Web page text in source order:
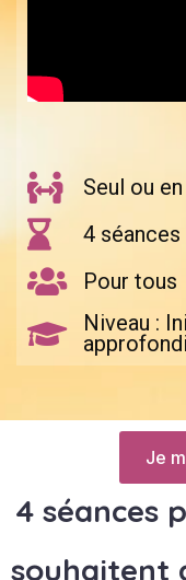
Seul ou
4
Pour tous
Niveau :
Je
4 séances
souhaitent